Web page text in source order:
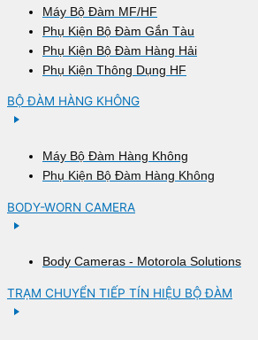
Máy Bộ Đàm MF/HF
Phụ Kiện Bộ Đàm Gắn Tàu
Phụ Kiện Bộ Đàm Hàng Hải
Phụ Kiện Thông Dụng HF
BỘ ĐÀM HÀNG KHÔNG
Máy Bộ Đàm Hàng Không
Phụ Kiện Bộ Đàm Hàng Không
BODY-WORN CAMERA
Body Cameras - Motorola Solutions
TRẠM CHUYỂN TIẾP TÍN HIỆU BỘ ĐÀM